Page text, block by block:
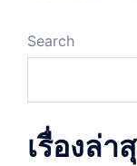
Search
เรื่องล่า